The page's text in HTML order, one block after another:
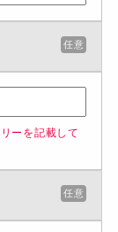
任意
ーを記載して
任意